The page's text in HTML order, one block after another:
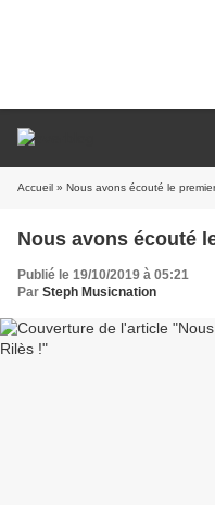
Accueil » Nous avons écouté le
Nous avons écouté
Publié le 19/10/2019 à 05:21
Par Steph Musicnation